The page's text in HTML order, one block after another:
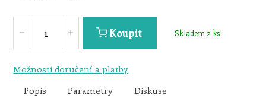
Koupit Skladem 2 ks
Možnosti doručení a platby
Popis
Parametry Diskuse